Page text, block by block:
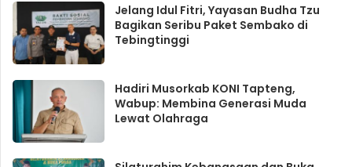
Jelang Idul Fitri, Yayasan Budha Tzu
Bagikan Seribu Paket Sembako di
Tebingtinggi
Hadiri Musorkab KONI Tapteng,
Wabup: Membina Generasi Muda
Lewat Olahraga